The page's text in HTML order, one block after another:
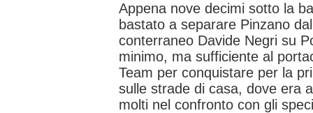
Appena nove decimi sotto la
bastato a separare Pinzano
conterraneo Davide Negri su
minimo, ma sufficiente al
Team per conquistare per la
sulle strade di casa, dove era
molti nel confronto con gli